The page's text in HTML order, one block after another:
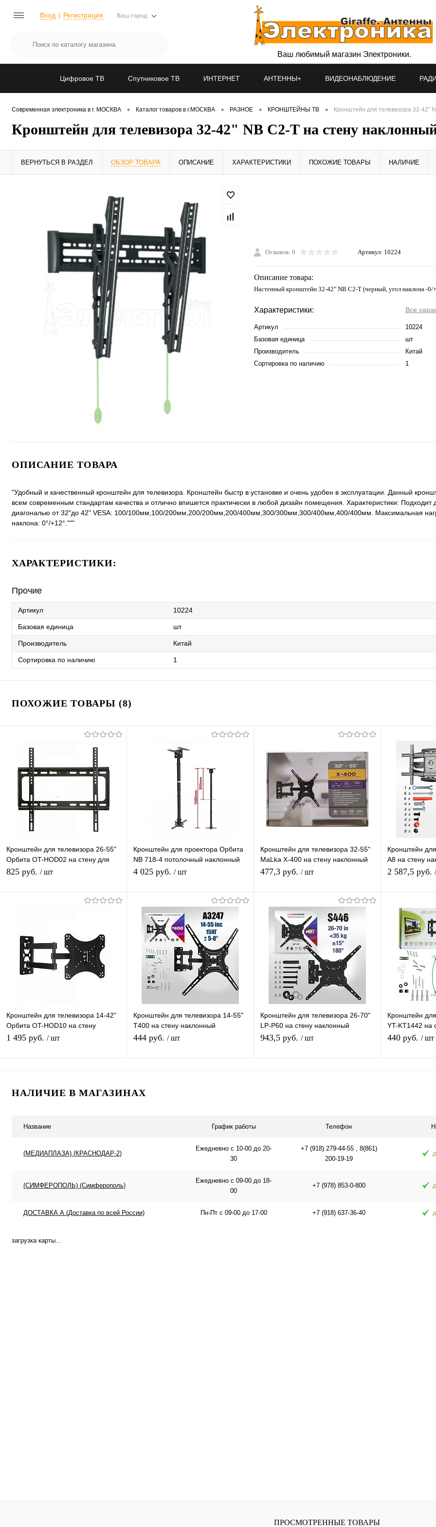
Вход Регистрация Ваш город:
Ваш любимый магазин Электроники.
Цифровое ТВ Спутниковое ТВ ИНТЕРНЕТ АНТЕННЫ+ ВИДЕОНАБЛЮДЕНИЕ
Современная электроника в г. МОСКВА • Каталог товаров в г.МОСКВА • РАЗНОЕ • КРОНШТЕЙНЫ ТВ • Кронштейн для телевизора 32-42"
Кронштейн для телевизора 32-42" NB C2-T на стену
ВЕРНУТЬСЯ В РАЗДЕЛ ОБЗОР ТОВАРА ОПИСАНИЕ ХАРАКТЕРИСТИКИ ПОХОЖИЕ ТОВАРЫ НАЛИЧИЕ
Отзывов: 0 Артикул: 10224
Описание товара:
Настенный кронштейн 32-42" NB C2-T (черный, угол наклона -0/
Характеристики: Все
Артикул
10224
Базовая единица
шт
Производитель
Китай
Сортировка по наличию
1
ОПИСАНИЕ ТОВАРА
"Удобный и качественный кронштейн для телевизора. Кронштейн быстр в установке и очень удобен в эксплуатации. Данный
всем современным стандартам качества и отлично впишется практически в любой дизайн помещения. Характеристики: Подходит
диагональю от 32"до 42" VESA: 100/100мм,100/200мм,200/200мм,200/400мм,300/300мм,300/400мм,400/400мм. Максимальная
наклона: 0°/+12°."""
ХАРАКТЕРИСТИКИ:
Прочие
Артикул 10224
Базовая единица шт
Производитель Китай
Сортировка по наличию 1
ПОХОЖИЕ ТОВАРЫ (8)
Кронштейн для телевизора 26-55"
Орбита OT-HOD02 на стену для
ТВ/Монитора
825 руб. / шт
К сравнению
В избранное Под заказ
Кронштейн для проектора Орбита
NB 718-4 потолочный наклонный
поворотный для видеопроектора
4 025 руб. / шт
В корзину
Купить в 1 клик К сравнению
В избранное В наличии
Кронштейн для телевизора 32-55"
MaLka X-400 на стену наклонный
поворотный для ТВ/Монитора до
477,3 руб. / шт
В корзину
Купить в 1 клик К сравнению
В избранное В наличии
Кронштейн
A8 на стену
поворотный
2 587,5 руб.
Купить в 1
В избранное
Кронштейн для телевизора 14-42"
Орбита OT-HOD10 на стену
наклонный поворотный для ТВ/
1 495 руб. / шт
Кронштейн для телевизора 14-55"
T400 на стену наклонный
поворотный для ТВ/Монитора до
444 руб. / шт
Кронштейн для телевизора 26-70"
LP-P60 на стену наклонный
поворотный для ТВ/Монитора
943,5 руб. / шт
Кронштейн
YT-KT1442 на
для ТВ/
440 руб. / шт
НАЛИЧИЕ В МАГАЗИНАХ
Название График работы Телефон
(МЕДИАПЛАЗА) (КРАСНОДАР-2)
Ежедневно с 10-00 до 20-
30
+7 (918) 279-44-55 , 8(861)
200-19-19
(СИМФЕРОПОЛЬ) (Симферополь)
Ежедневно с 09-00 до 18-
00
+7 (978) 853-0-800
ДОСТАВКА А (Доставка по всей России) Пн-Пт с 09-00 до 17-00 +7 (918) 637-36-40
загрузка карты...
ПРОСМОТРЕННЫЕ ТОВАРЫ